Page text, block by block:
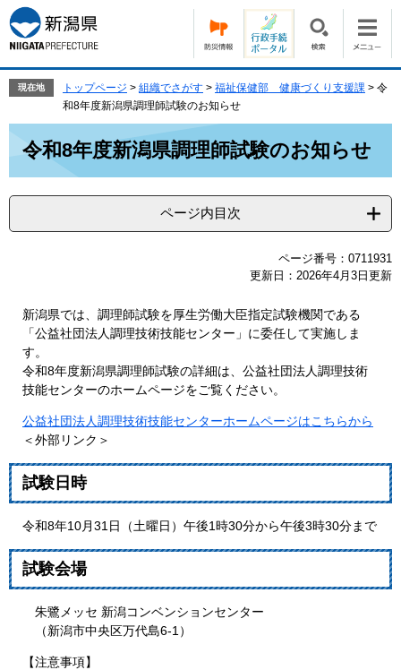
ー
ジ
の
で
ニ
ュ
ー
ば
本
文
現在地 トップページ > 組織でさがす > 福祉保健部 健康づくり支援課 > 令
和8年度新潟県調理師試験のお知らせ
令和8年度新潟県調理師試験のお知らせ
ページ内目次
ページ番号：0711931
更新日：2026年4月3日更新
新潟県では、調理師試験を厚生労働大臣指定試験機関である
「公益社団法人調理技術技能センター」に委任して実施しま
す。
令和8年度新潟県調理師試験の詳細は、公益社団法人調理技術
技能センターのホームページをご覧ください。
公益社団法人調理技術技能センターホームページはこちらから
＜外部リンク＞
試験日時
令和8年10月31日（土曜日）午後1時30分から午後3時30分まで
試験会場
朱鷺メッセ 新潟コンベンションセンター
（新潟市中央区万代島6-1）
【注意事項】